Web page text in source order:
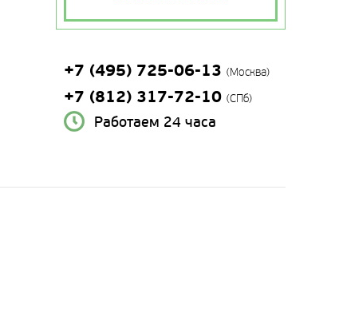
+7 (495) 725-06-13 (Москва)
+7 (812) 317-72-10 (СПб)
Работаем 24 часа